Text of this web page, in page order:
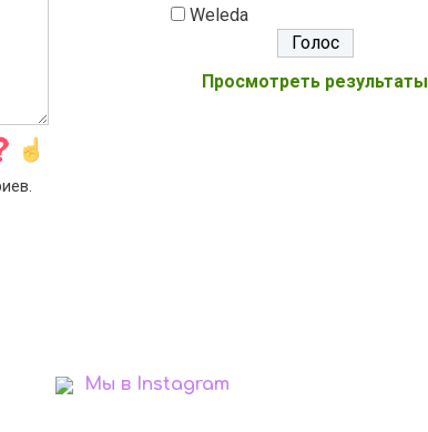
Weleda
Просмотреть результаты
Мы в Instagram